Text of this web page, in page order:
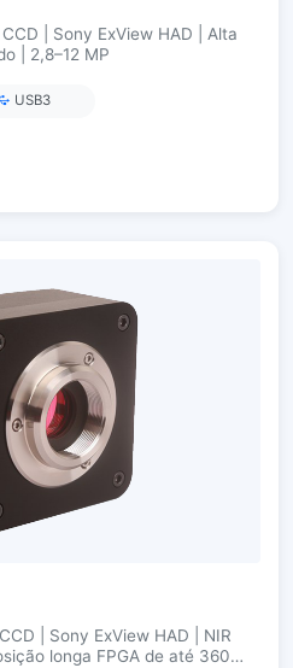
| Sony ExView HAD | Alta
| 2,8–12 MP
USB3
| Sony ExView HAD | NIR
longa FPGA de até 3600